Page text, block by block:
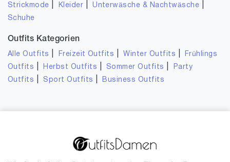
Strickmode
Kleider |Unterwäsche & Nachtwäsche
Schuhe
Outfits Kategorien
Alle Outfits Freizeit Outfits |Winter Outfits
Frühlings
Outfits
Herbst Outfits Sommer Outfits
Party
Outfits
Sport Outfits Business Outfits